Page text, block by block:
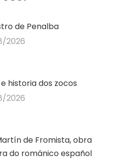
de Penalba
2026
historia dos zocos
2026
de Fromista, obra
do románico español